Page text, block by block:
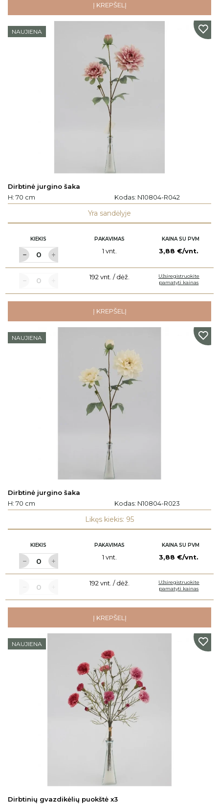
Į KREPŠELĮ
NAUJIENA
Dirbtinė jurgino šaka
H: 70 cm
Kodas: N10804-R042
Yra sandėlyje
KIEKIS PAKAVIMAS KAINA SU PVM
1 vnt. 3,88 €/vnt.
192 vnt. / dėž.
Užsiregistruokite
pamatyti kainas
Į KREPŠELĮ
NAUJIENA
Dirbtinė jurgino šaka
H: 70 cm
Kodas: N10804-R023
Likęs kiekis: 95
KIEKIS PAKAVIMAS KAINA SU PVM
1 vnt. 3,88 €/vnt.
192 vnt. / dėž.
Užsiregistruokite
pamatyti kainas
Į KREPŠELĮ
NAUJIENA
Dirbtinių gvazdikėlių puokštė x3